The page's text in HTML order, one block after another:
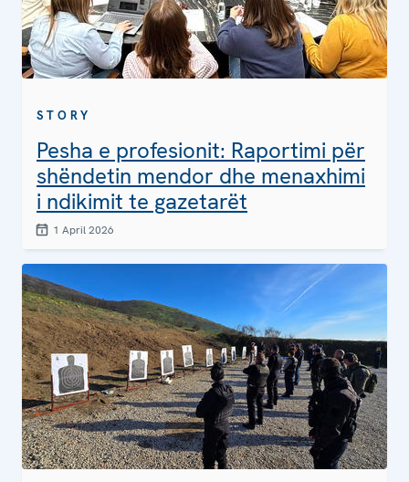
STORY
Pesha e profesionit: Raportimi për
shëndetin mendor dhe menaxhimi
i ndikimit te gazetarët
1 April 2026